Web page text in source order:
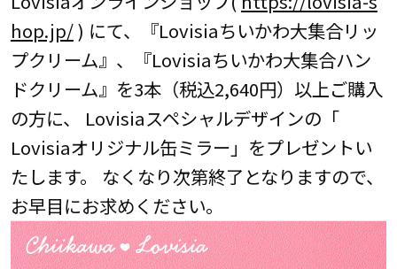
hop.jp/) にて、『Lovisiaちいかわ大集合リッ
プクリーム』、『Lovisiaちいかわ大集合ハン
ドクリーム』を3本（税込2,640円）以上ご購入
の方に、 Lovisiaスペシャルデザインの「
Lovisiaオリジナル缶ミラー」をプレゼントい
たします。 なくなり次第終了となりますので、
お早目にお求めください。